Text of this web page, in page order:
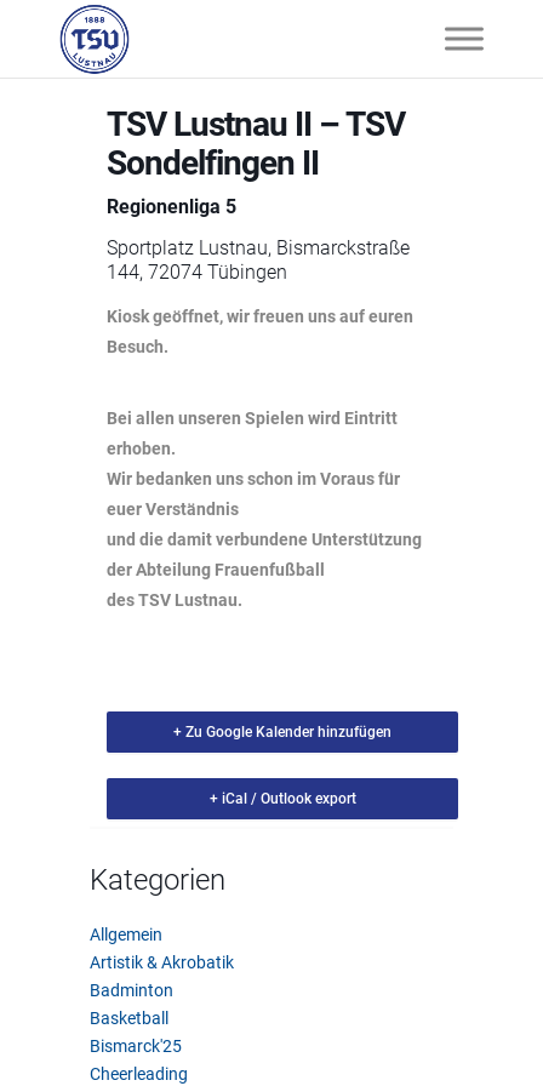
TSV Lustnau II – TSV
Sondelfingen II
Regionenliga 5
Sportplatz Lustnau, Bismarckstraße
144, 72074 Tübingen
Kiosk geöffnet, wir freuen uns auf euren
Besuch.
Bei allen unseren Spielen wird Eintritt
erhoben.
Wir bedanken uns schon im Voraus für
euer Verständnis
und die damit verbundene Unterstützung
der Abteilung Frauenfußball
des TSV Lustnau.
+ Zu Google Kalender hinzufügen
+ iCal / Outlook export
Kategorien
Allgemein
Artistik & Akrobatik
Badminton
Basketball
Bismarck'25
Cheerleading